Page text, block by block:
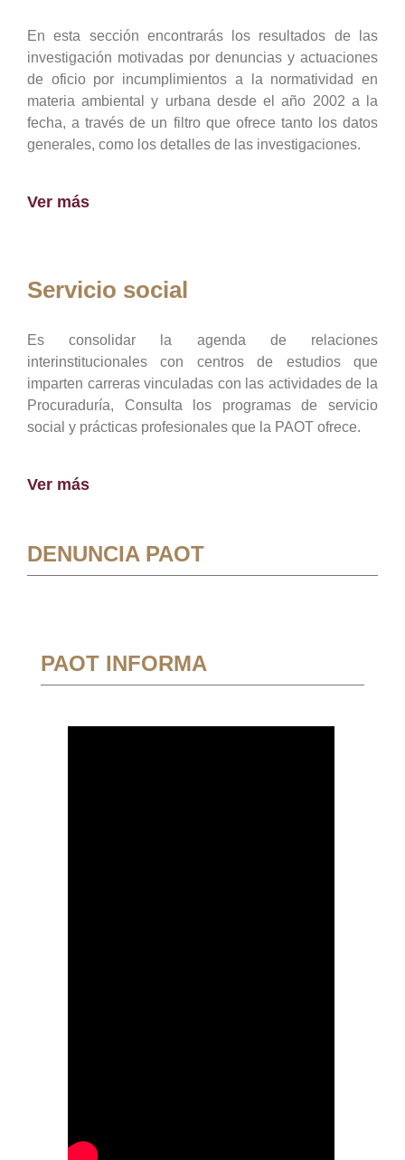
En esta sección encontrarás los resultados de las
investigación motivadas por denuncias y actuaciones
de oficio por incumplimientos a la normatividad en
materia ambiental y urbana desde el año 2002 a la
fecha, a través de un filtro que ofrece tanto los datos
generales, como los detalles de las investigaciones.
Ver más
Servicio social
Es consolidar la agenda de relaciones
interinstitucionales con centros de estudios que
imparten carreras vinculadas con las actividades de la
Procuraduría, Consulta los programas de servicio
social y prácticas profesionales que la PAOT ofrece.
Ver más
DENUNCIA PAOT
PAOT INFORMA